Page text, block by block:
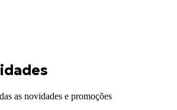
as novidades e promoções